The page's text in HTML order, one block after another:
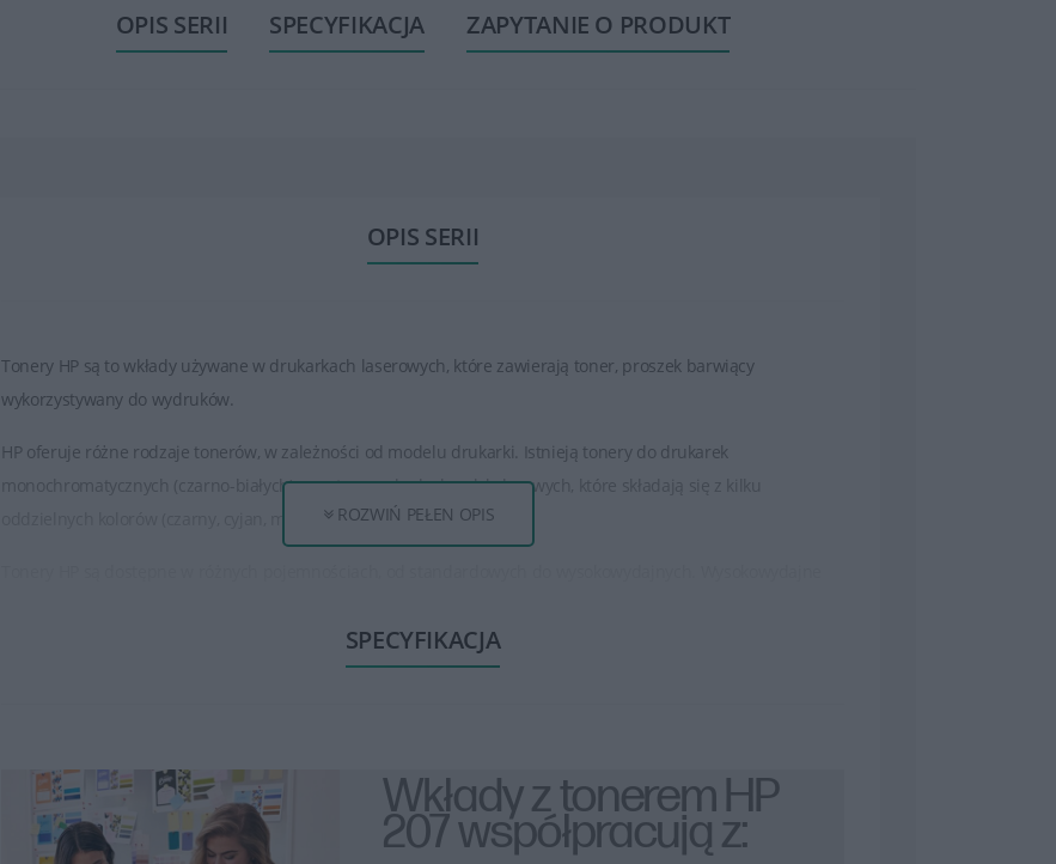
OPIS SERII SPECYFIKACJA ZAPYTANIE O PRODUKT
OPIS SERII
Tonery HP są to wkłady używane w drukarkach laserowych, które zawierają toner, proszek barwiący
wykorzystywany do wydruków.
HP oferuje różne rodzaje tonerów, w zależności od modelu drukarki. Istnieją tonery do drukarek
monochromatycznych (czarno-białych) oraz tonery do drukarek kolorowych, które składają się z kilku
oddzielnych kolorów (czarny, cyjan, magenta, żółty).
Tonery HP są zazwyczaj łatwe w instalacji. Producent zwykle dostarcza instrukcje, które wskazują, jak
poprawnie zamontować toner w drukarce.
ROZWIŃ PEŁEN OPIS
SPECYFIKACJA
Wkłady z tonerem HP
207 współpracują z: